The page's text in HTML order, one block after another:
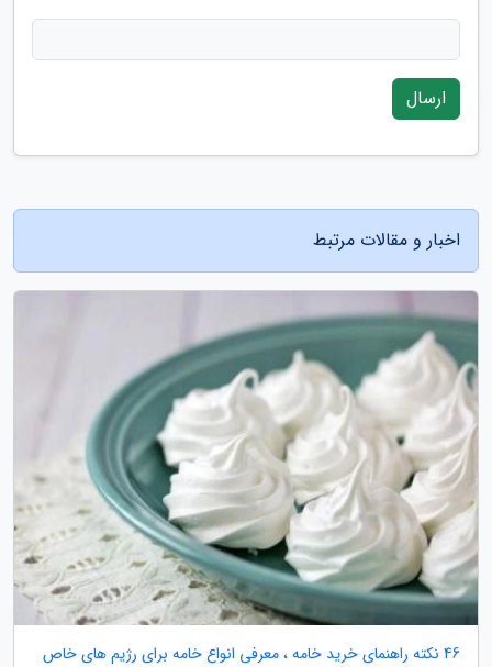
ارسال
اخبار و مقالات مرتبط
46 نکته راهنمای خرید خامه ، معرفی انواع خامه برای رژیم های خاص